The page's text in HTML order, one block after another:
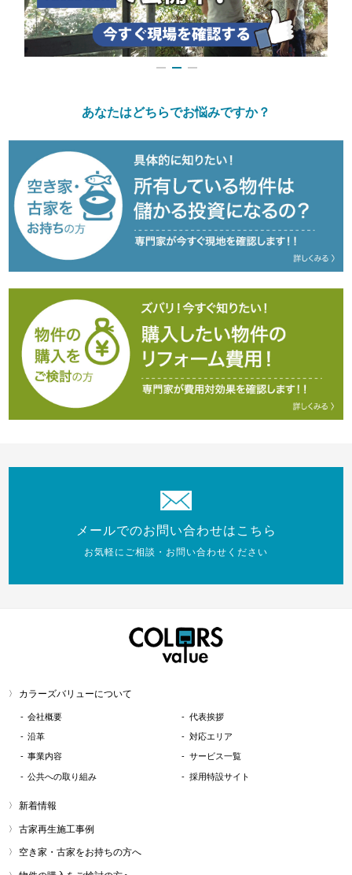
あなたはどちらでお悩みですか？
メールでのお問い合わせはこちら
お気軽にご相談・お問い合わせください
カラーズバリューについて
会社概要 代表挨拶
沿革 対応エリア
事業内容 サービス一覧
公共への取り組み 採用特設サイト
新着情報
古家再生施工事例
空き家・古家をお持ちの方へ